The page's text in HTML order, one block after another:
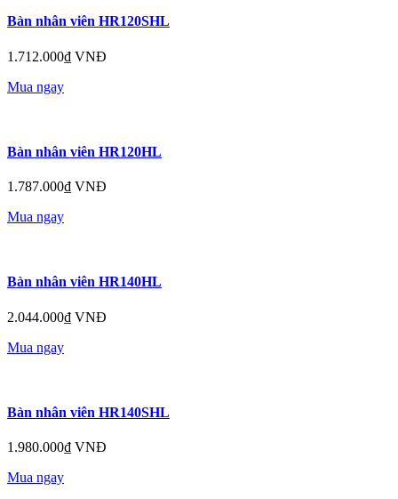
Bàn nhân viên HR120SHL
1.712.000₫ VNĐ
Mua ngay
Bàn nhân viên HR120HL
1.787.000₫ VNĐ
Mua ngay
Bàn nhân viên HR140HL
2.044.000₫ VNĐ
Mua ngay
Bàn nhân viên HR140SHL
1.980.000₫ VNĐ
Mua ngay